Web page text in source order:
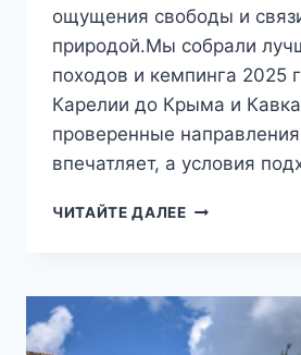
ощущения свободы и
природой.Мы собрали
походов и кемпинга 2025
Карелии до Крыма и
проверенные
впечатляет, а условия
ЧИТАЙТЕ ДАЛЕЕЛУЧШИЕ
И
КЕМПИНГА
2026